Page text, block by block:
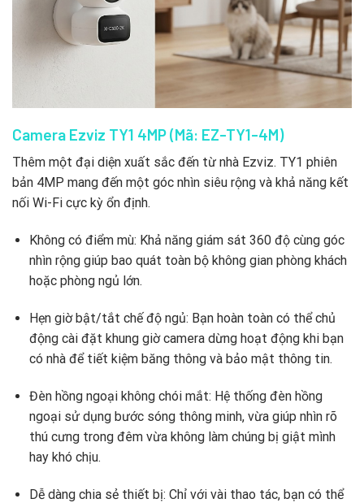
Camera Ezviz TY1 4MP (Mã: EZ-TY1-4M)
Thêm một đại diện xuất sắc đến từ nhà Ezviz. TY1 phiên
bản 4MP mang đến một góc nhìn siêu rộng và khả năng kết
nối Wi-Fi cực kỳ ổn định.
Không có điểm mù: Khả năng giám sát 360 độ cùng góc
nhìn rộng giúp bao quát toàn bộ không gian phòng khách
hoặc phòng ngủ lớn.
Hẹn giờ bật/tắt chế độ ngủ: Bạn hoàn toàn có thể chủ
động cài đặt khung giờ camera dừng hoạt động khi bạn
có nhà để tiết kiệm băng thông và bảo mật thông tin.
Đèn hồng ngoại không chói mắt: Hệ thống đèn hồng
ngoại sử dụng bước sóng thông minh, vừa giúp nhìn rõ
thú cưng trong đêm vừa không làm chúng bị giật mình
hay khó chịu.
Dễ dàng chia sẻ thiết bị: Chỉ với vài thao tác, bạn có thể